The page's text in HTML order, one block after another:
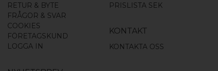
RETUR & BYTE
FRÅGOR & SVAR
COOKIES
FÖRETAGSKUND
LOGGA IN
PRISLISTA SEK
KONTAKT
KONTAKTA OSS